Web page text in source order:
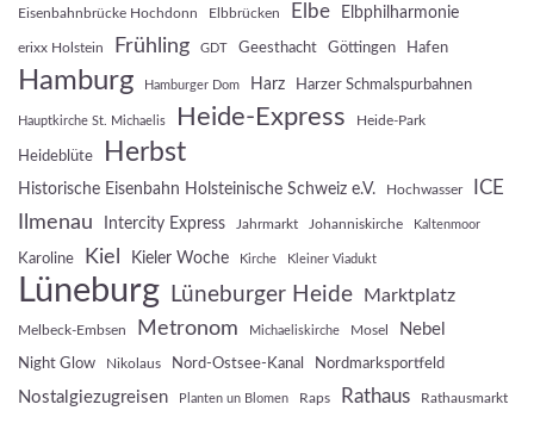
Eisenbahnbrücke Hochdonn Elbbrücken Elbe Elbphilharmonie
erixx Holstein Frühling GDT Geesthacht Göttingen Hafen
Hamburg Hamburger Dom Harz Harzer Schmalspurbahnen
Hauptkirche St. Michaelis Heide-Express Heide-Park
Heideblüte Herbst
Historische Eisenbahn Holsteinische Schweiz e.V. Hochwasser ICE
Ilmenau Intercity Express Jahrmarkt Johanniskirche Kaltenmoor
Karoline Kiel Kieler Woche Kirche Kleiner Viadukt
Lüneburg Lüneburger Heide Marktplatz
Melbeck-Embsen Metronom Michaeliskirche Mosel Nebel
Night Glow Nikolaus Nord-Ostsee-Kanal Nordmarksportfeld
Nostalgiezugreisen Planten un Blomen Raps Rathaus Rathausmarkt